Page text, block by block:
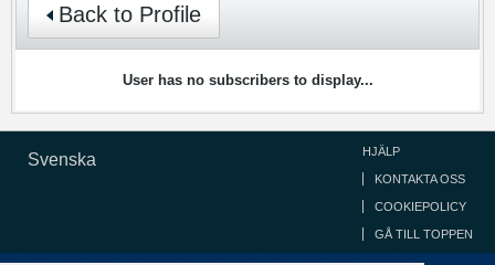
Back to Profile
User has no subscribers to display...
Svenska HJÄLP
KONTAKTA OSS
COOKIEPOLICY
GÅ TILL TOPPEN